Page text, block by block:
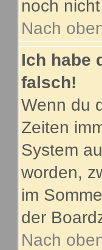
noch
Nach
Ich habe
falsch!
Wenn du
Zeiten
System
worden,
im
der
Nach